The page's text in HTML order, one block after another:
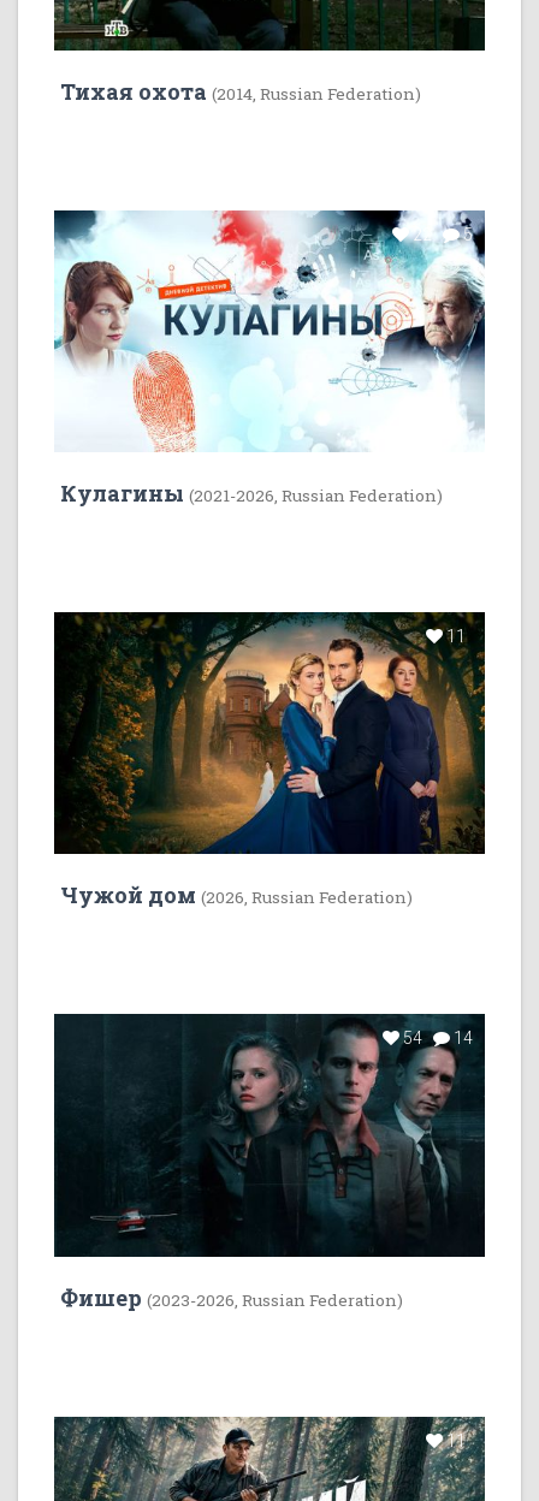
Тихая охота (2014, Russian Federation)
22 5
Кулагины (2021-2026, Russian Federation)
11
Чужой дом (2026, Russian Federation)
54 14
Фишер (2023-2026, Russian Federation)
11